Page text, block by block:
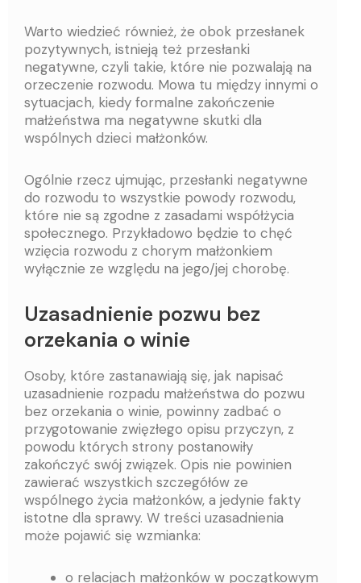
Warto wiedzieć również, że obok przesłanek
pozytywnych, istnieją też przesłanki
negatywne, czyli takie, które nie pozwalają na
orzeczenie rozwodu. Mowa tu między innymi o
sytuacjach, kiedy formalne zakończenie
małżeństwa ma negatywne skutki dla
wspólnych dzieci małżonków.
Ogólnie rzecz ujmując, przesłanki negatywne
do rozwodu to wszystkie powody rozwodu,
które nie są zgodne z zasadami współżycia
społecznego. Przykładowo będzie to chęć
wzięcia rozwodu z chorym małżonkiem
wyłącznie ze względu na jego/jej chorobę.
Uzasadnienie pozwu bez
orzekania o winie
Osoby, które zastanawiają się, jak napisać
uzasadnienie rozpadu małżeństwa do pozwu
bez orzekania o winie, powinny zadbać o
przygotowanie zwięzłego opisu przyczyn, z
powodu których strony postanowiły
zakończyć swój związek. Opis nie powinien
zawierać wszystkich szczegółów ze
wspólnego życia małżonków, a jedynie fakty
istotne dla sprawy. W treści uzasadnienia
może pojawić się wzmianka:
o relacjach małżonków w początkowym